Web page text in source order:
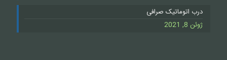
درب اتوماتیک صرافی
ژوئن 8, 2021